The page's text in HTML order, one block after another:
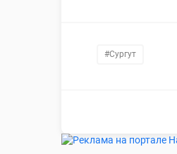
#Сургут